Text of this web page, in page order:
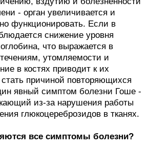
- орган увеличивается и
функционировать. Если в
снижение уровня
что выражается в
утомляемости и
в костях приводит к их
причиной повторяющихся
явный симптом болезни Гоше -
из-за нарушения работы
глюкоцереброзидов в тканях.
все симптомы болезни?